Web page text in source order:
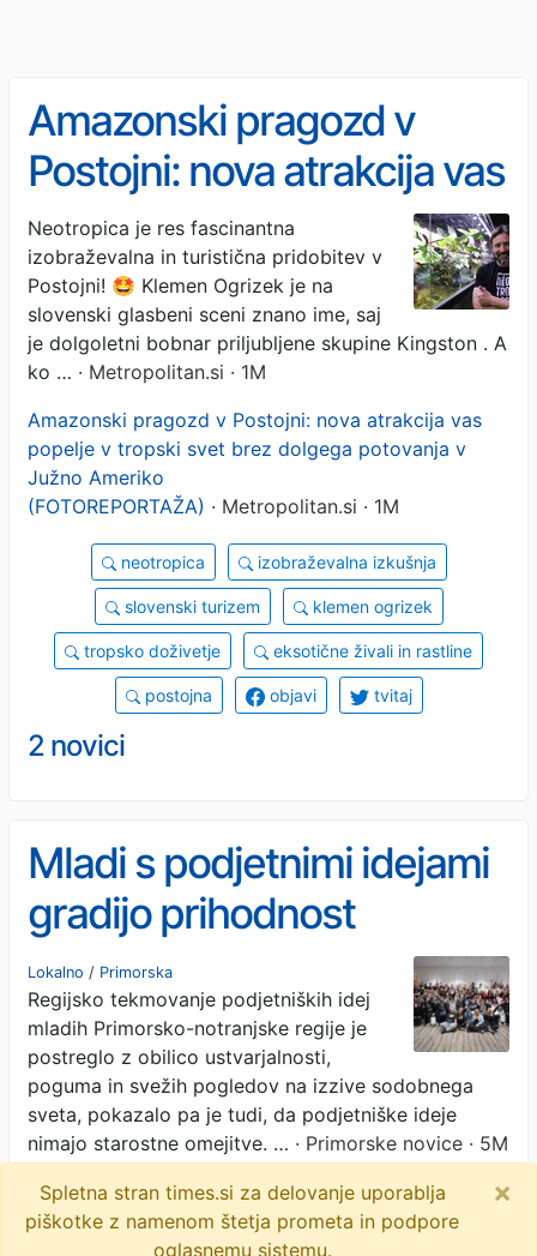
Amazonski pragozd v
Postojni: nova atrakcija vas
popelje v tropski svet brez
dolgega potovanja v Južno
Ameriko
(FOTOREPORTAŽA)
Neotropica je res fascinantna
izobraževalna in turistična pridobitev v
Postojni! 🤩 Klemen Ogrizek je na
slovenski glasbeni sceni znano ime, saj
je dolgoletni bobnar priljubljene skupine Kingston . A
ko … · Metropolitan.si · 1M
Amazonski pragozd v Postojni: nova atrakcija vas
popelje v tropski svet brez dolgega potovanja v
Južno Ameriko
(FOTOREPORTAŽA) · Metropolitan.si · 1M
neotropica izobraževalna izkušnja
slovenski turizem klemen ogrizek
tropsko doživetje eksotične živali in rastline
postojna objavi tvitaj
2 novici
Mladi s podjetnimi idejami
gradijo prihodnost
Primorsko-notranjske
regije
Lokalno / Primorska
Regijsko tekmovanje podjetniških idej
mladih Primorsko-notranjske regije je
postreglo z obilico ustvarjalnosti,
poguma in svežih pogledov na izzive sodobnega
sveta, pokazalo pa je tudi, da podjetniške ideje
nimajo starostne omejitve. … · Primorske novice · 5M
mrežni podjetniški inkubator perspektiva objavi
tvitaj
Spletna stran times.si za delovanje uporablja
piškotke z namenom štetja prometa in podpore
oglasnemu sistemu.
×